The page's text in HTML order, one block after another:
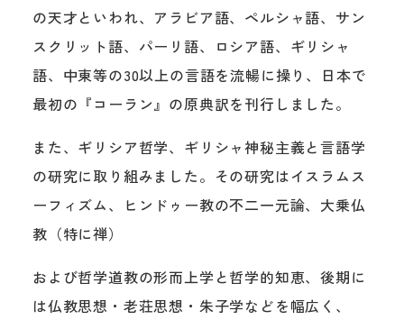
の天才といわれ、アラビア語、ペルシャ語、サン
スクリット語、パーリ語、ロシア語、ギリシャ
語、中東等の30以上の言語を流暢に操り、日本で
最初の『コーラン』の原典訳を刊行しました。
また、ギリシア哲学、ギリシャ神秘主義と言語学
の研究に取り組みました。その研究はイスラムス
ーフィズム、ヒンドゥー教の不二一元論、大乗仏
教（特に禅）
および哲学道教の形而上学と哲学的知恵、後期に
は仏教思想・老荘思想・朱子学などを幅広く、